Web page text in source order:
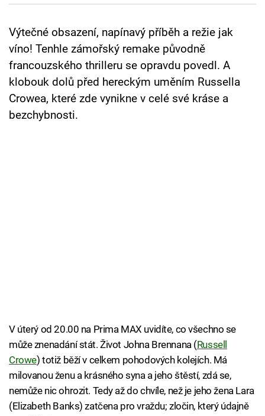
Přihlášení
Sledujte nás
Výtečné obsazení, napínavý příběh a režie jak
víno! Tenhle zámořský remake původně
francouzského thrilleru se opravdu povedl. A
klobouk dolů před hereckým uměním Russella
Crowea, které zde vynikne v celé své kráse a
bezchybnosti.
V úterý od 20.00 na Prima MAX uvidíte, co všechno se
může znenadání stát. Život Johna Brennana (Russell
Crowe) totiž běží v celkem pohodových kolejích. Má
milovanou ženu a krásného syna a jeho štěstí, zdá se,
nemůže nic ohrozit. Tedy až do chvíle, než je jeho žena Lara
(Elizabeth Banks) zatčena pro vraždu; zločin, který údajně